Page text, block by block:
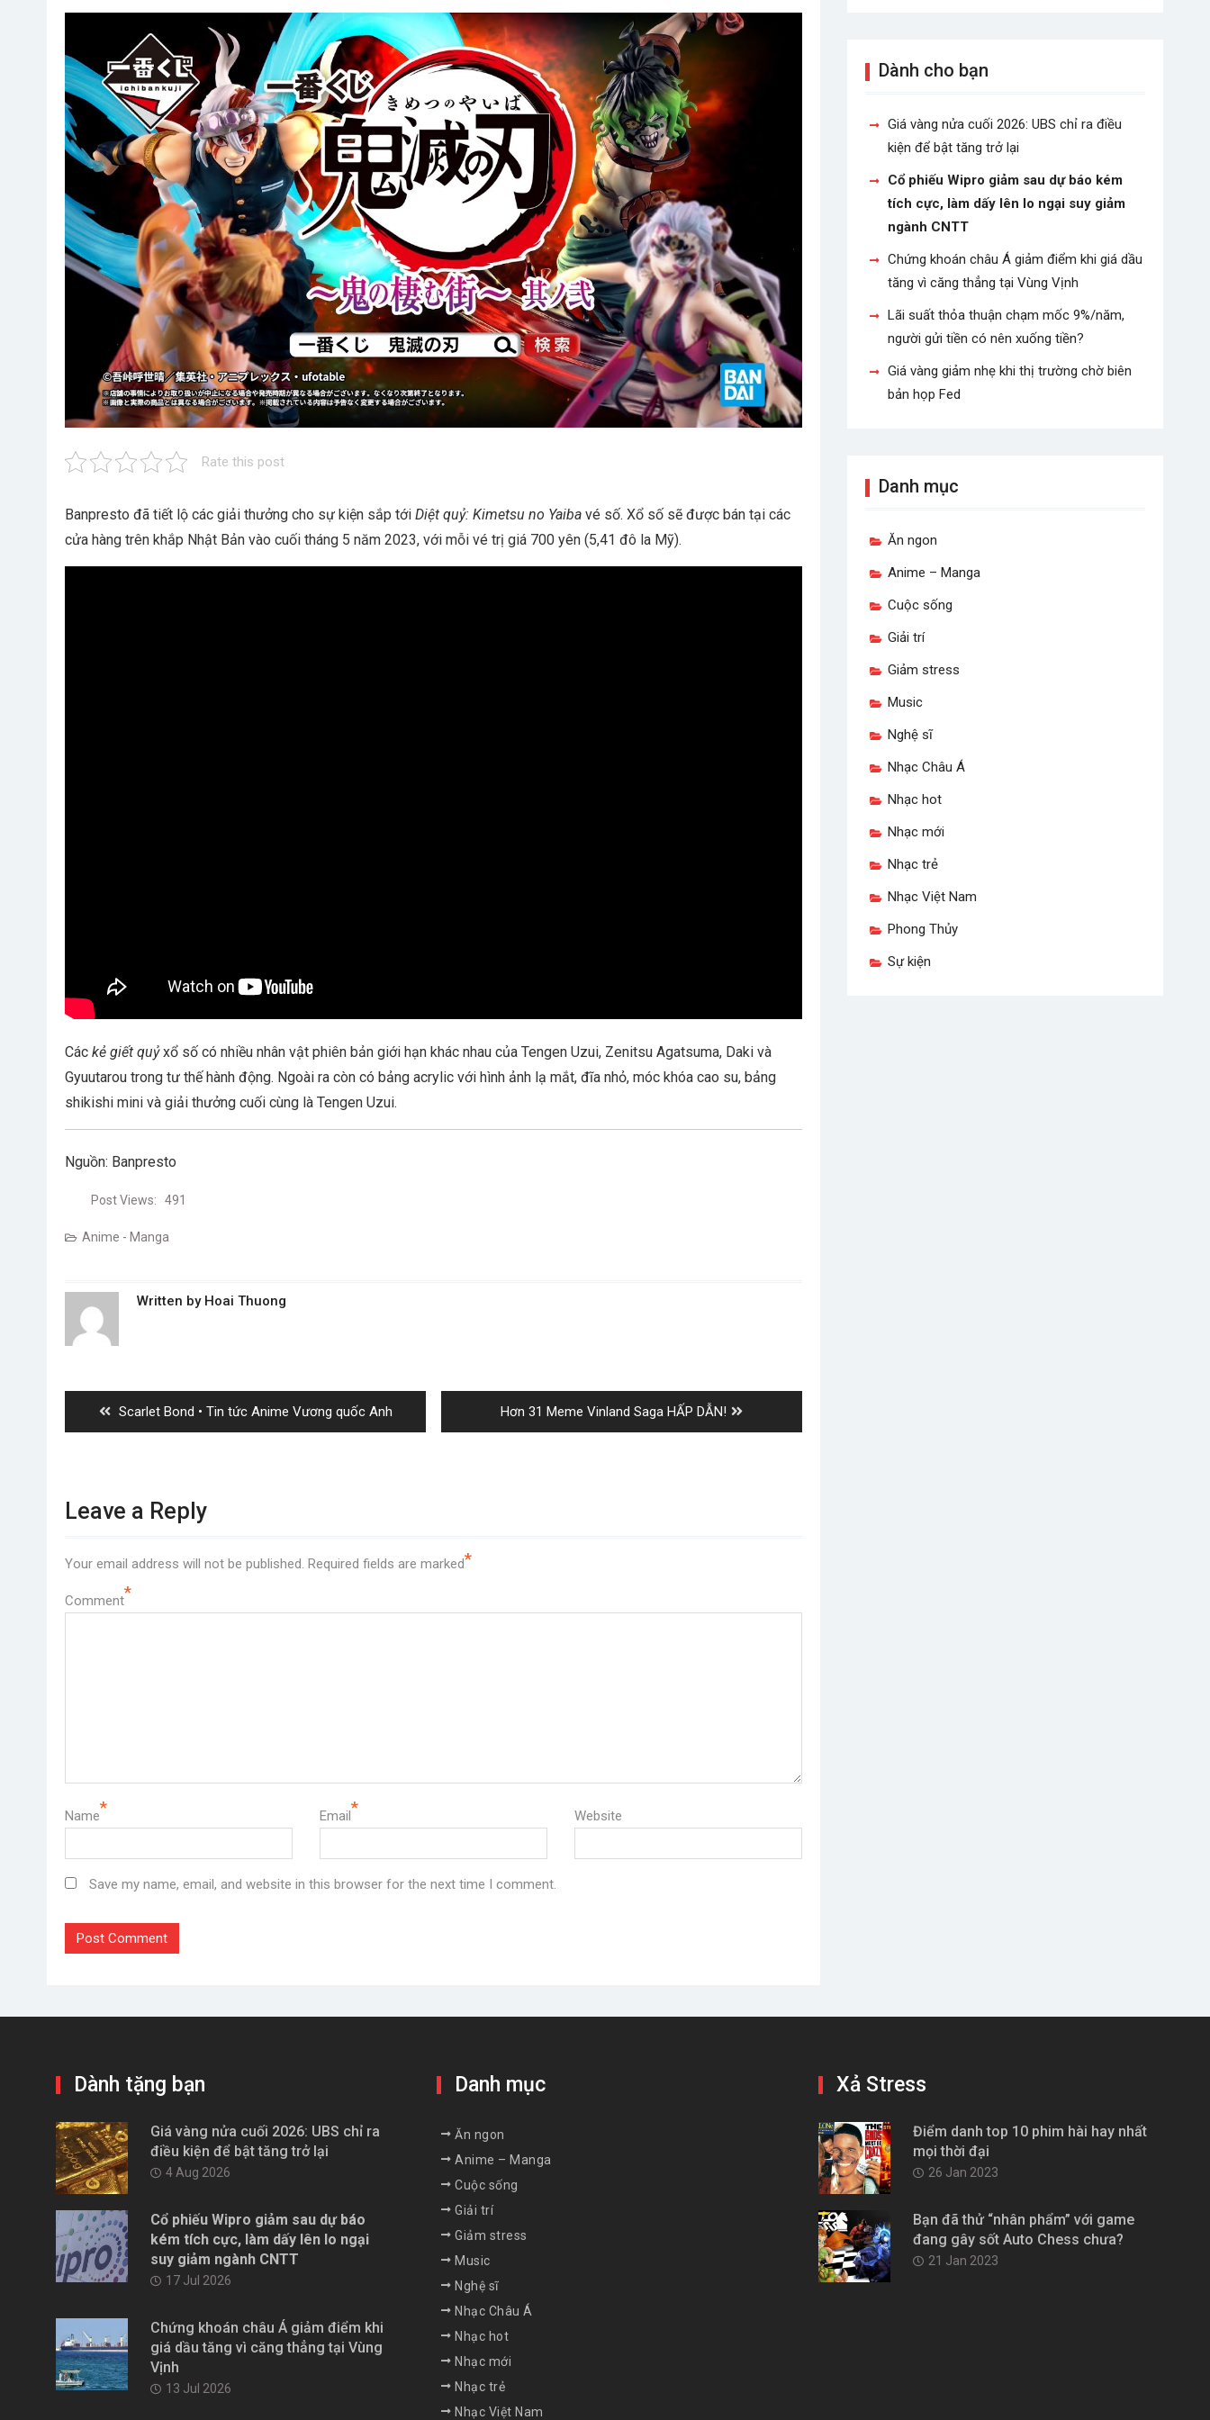
Rate this post
Banpresto đã tiết lộ các giải thưởng cho sự kiện sắp tới Diệt quỷ: Kimetsu no Yaiba vé số. Xổ số sẽ được bán tại các
cửa hàng trên khắp Nhật Bản vào cuối tháng 5 năm 2023, với mỗi vé trị giá 700 yên (5,41 đô la Mỹ).
Các kẻ giết quỷxổ số có nhiều nhân vật phiên bản giới hạn khác nhau của Tengen Uzui, Zenitsu Agatsuma, Daki và
Gyuutarou trong tư thế hành động. Ngoài ra còn có bảng acrylic với hình ảnh lạ mắt, đĩa nhỏ, móc khóa cao su, bảng
shikishi mini và giải thưởng cuối cùng là Tengen Uzui.
Nguồn: Banpresto
Post Views: 491
Anime - Manga
Written by Hoai Thuong
Previous
post:
Scarlet Bond • Tin tức Anime Vương quốc Anh
Next
post:
Hơn 31 Meme Vinland Saga HẤP DẪN!
Leave a Reply
Your email address will not be published. Required fields are marked*
Comment*
Name* Email* Website
Save my name, email, and website in this browser for the next time I comment.
Dành cho bạn
Giá vàng nửa cuối 2026: UBS chỉ ra điều
kiện để bật tăng trở lại
Cổ phiếu Wipro giảm sau dự báo kém
tích cực, làm dấy lên lo ngại suy giảm
ngành CNTT
Chứng khoán châu Á giảm điểm khi giá dầu
tăng vì căng thẳng tại Vùng Vịnh
Lãi suất thỏa thuận chạm mốc 9%/năm,
người gửi tiền có nên xuống tiền?
Giá vàng giảm nhẹ khi thị trường chờ biên
bản họp Fed
Danh mục
Ăn ngon
Anime – Manga
Cuộc sống
Giải trí
Giảm stress
Music
Nghệ sĩ
Nhạc Châu Á
Nhạc hot
Nhạc mới
Nhạc trẻ
Nhạc Việt Nam
Phong Thủy
Sự kiện
Dành tặng bạn
Giá vàng nửa cuối 2026: UBS chỉ ra
điều kiện để bật tăng trở lại
4 Aug 2026
Cổ phiếu Wipro giảm sau dự báo
kém tích cực, làm dấy lên lo ngại
suy giảm ngành CNTT
17 Jul 2026
Chứng khoán châu Á giảm điểm khi
giá dầu tăng vì căng thẳng tại Vùng
Vịnh
13 Jul 2026
Danh mục
Ăn ngon
Anime – Manga
Cuộc sống
Giải trí
Giảm stress
Music
Nghệ sĩ
Nhạc Châu Á
Nhạc hot
Nhạc mới
Nhạc trẻ
Nhạc Việt Nam
Xả Stress
Điểm danh top 10 phim hài hay nhất
mọi thời đại
26 Jan 2023
Bạn đã thử “nhân phẩm” với game
đang gây sốt Auto Chess chưa?
21 Jan 2023